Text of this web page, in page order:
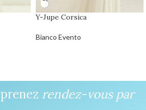
Y-Jupe Corsica
Bianco Evento
prenez rendez-vous par